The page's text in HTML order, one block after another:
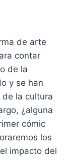
de arte
contar
de la
y se han
la cultura
¿alguna
cómic
los
impacto del